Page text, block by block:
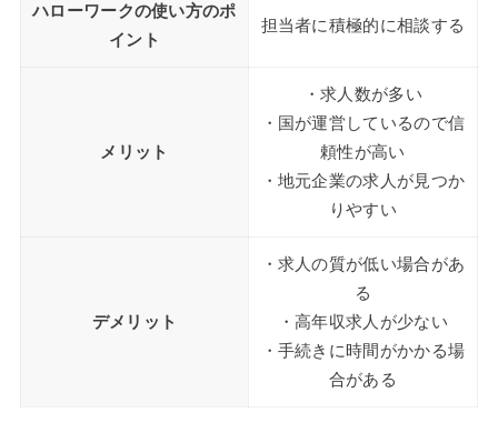
ハローワークの使い方のポ
イント
担当者に積極的に相談する
メリット
・求人数が多い
・国が運営しているので信
頼性が高い
・地元企業の求人が見つか
りやすい
デメリット
・求人の質が低い場合があ
る
・高年収求人が少ない
・手続きに時間がかかる場
合がある